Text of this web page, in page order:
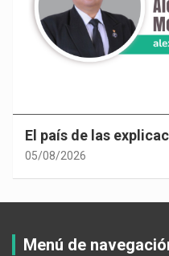
El país de las
05/08/2026
Menú de